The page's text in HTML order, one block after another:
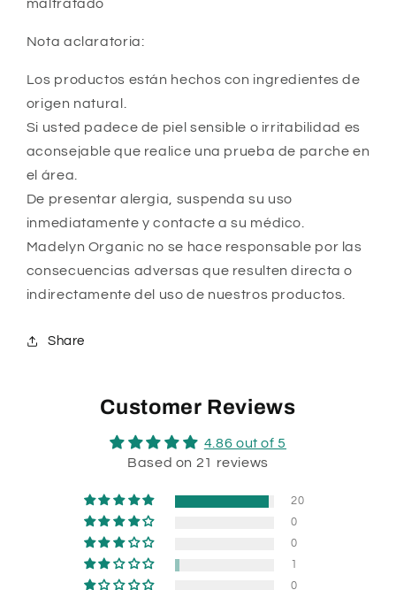
maltratado
Nota aclaratoria:
Los productos están hechos con ingredientes de
origen natural.
Si usted padece de piel sensible o irritabilidad es
aconsejable que realice una prueba de parche en
el área.
De presentar alergia, suspenda su uso
inmediatamente y contacte a su médico.
Madelyn Organic no se hace responsable por las
consecuencias adversas que resulten directa o
indirectamente del uso de nuestros productos.
Share
Customer Reviews
4.86 out of 5
Based on 21 reviews
20
0
0
1
0